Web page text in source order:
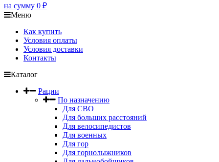
на сумму 0 ₽
Меню
Как купить
Условия оплаты
Условия доставки
Контакты
Каталог
Рации
По назначению
Для СВО
Для больших расстояний
Для велосипедистов
Для военных
Для гор
Для горнолыжников